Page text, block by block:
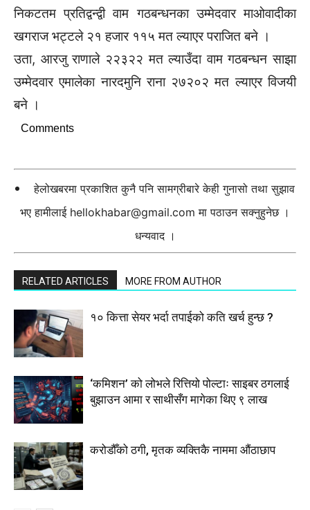
निकटतम प्रतिद्वन्द्वी वाम गठबन्धनका उम्मेदवार माओवादीका
खगराज भट्टले २१ हजार ११५ मत ल्याएर पराजित बने ।
उता, आरजु राणाले २२३२२ मत ल्याउँदा वाम गठबन्धन साझा
उम्मेदवार एमालेका नारदमुनि राना २७२०२ मत ल्याएर विजयी
बने ।
Comments
हेलोखबरमा प्रकाशित कुनै पनि सामग्रीबारे केही गुनासो तथा सुझाव
भए हामीलाई hellokhabar@gmail.com मा पठाउन सक्नुहुनेछ ।
धन्यवाद ।
RELATED ARTICLES MORE FROM AUTHOR
१० कित्ता सेयर भर्दा तपाईको कति खर्च हुन्छ ?
‘कमिशन’ को लोभले रित्तियो पोल्टाः साइबर ठगलाई
बुझाउन आमा र साथीसँग मागेका थिए ९ लाख
करोडौँको ठगी, मृतक व्यक्तिकै नाममा औंठाछाप